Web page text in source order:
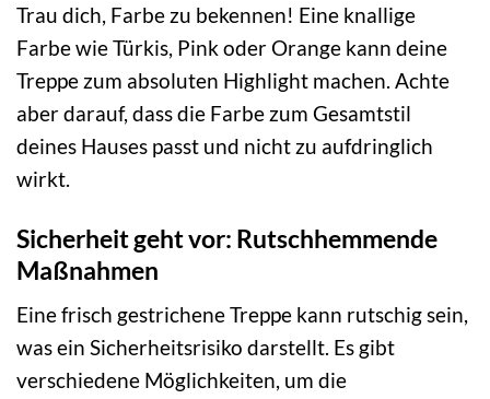
Trau dich, Farbe zu bekennen! Eine knallige
Farbe wie Türkis, Pink oder Orange kann deine
Treppe zum absoluten Highlight machen. Achte
aber darauf, dass die Farbe zum Gesamtstil
deines Hauses passt und nicht zu aufdringlich
wirkt.
Sicherheit geht vor: Rutschhemmende
Maßnahmen
Eine frisch gestrichene Treppe kann rutschig sein,
was ein Sicherheitsrisiko darstellt. Es gibt
verschiedene Möglichkeiten, um die